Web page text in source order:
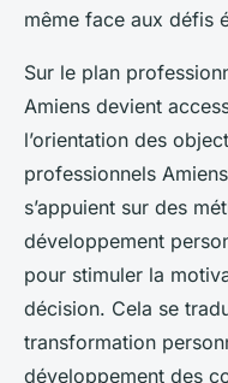
même face aux défis
Sur le plan
Amiens devient
l’orientation des
professionnels
s’appuient sur des
développement
pour stimuler la
décision. Cela se
transformation
développement des